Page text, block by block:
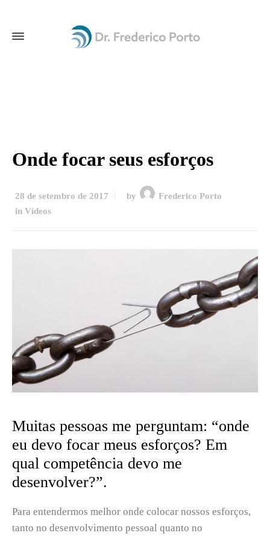
Onde focar seus esforços
28 de setembro de 2017 by
Frederico Porto
in Vídeos
Muitas pessoas me perguntam: “onde
eu devo focar meus esforços? Em
qual competência devo me
desenvolver?”.
Para entendermos melhor onde colocar nossos esforços,
tanto no desenvolvimento pessoal quanto no